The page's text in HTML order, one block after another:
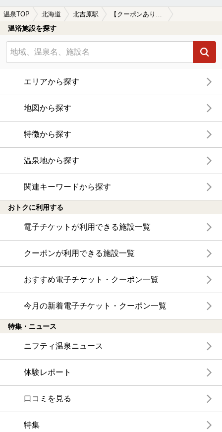
温泉TOP 北海道 北吉原駅
温浴施設を探す
エリアから探す
地図から探す
特徴から探す
温泉地から探す
関連キーワードから探す
おトクに利用する
電子チケットが利用できる施設一覧
クーポンが利用できる施設一覧
おすすめ電子チケット・クーポン一覧
今月の新着電子チケット・クーポン一覧
特集・ニュース
ニフティ温泉ニュース
体験レポート
口コミを見る
特集